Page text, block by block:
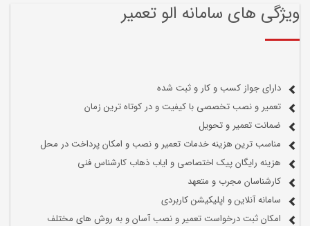
ویژگی های سامانه الو تعمیر
دارای جواز کسب و کار و ثبت شده
تعمیر و نصب تخصصی با کیفیت و در کوتاه ترین زمان
ضمانت تعمیر و تحویل
مناسب ترین هزینه خدمات تعمیر و نصب و امکان پرداخت در محل
هزینه رایگان پیک اختصاصی و ایاب ذهاب کارشناس فنی
کارشناسان مجرب و متعهد
سامانه آنلاین و اپلیکیشن کاربردی
امکان ثبت درخواست تعمیر و نصب آسان و به روش های مختلف